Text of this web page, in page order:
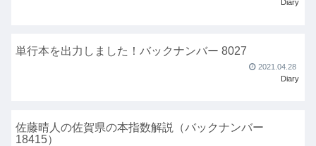
Diary
単行本を出力しました！バックナンバー 8027
2021.04.28
Diary
佐藤晴人の佐賀県の本指数解説（バックナンバー
18415）